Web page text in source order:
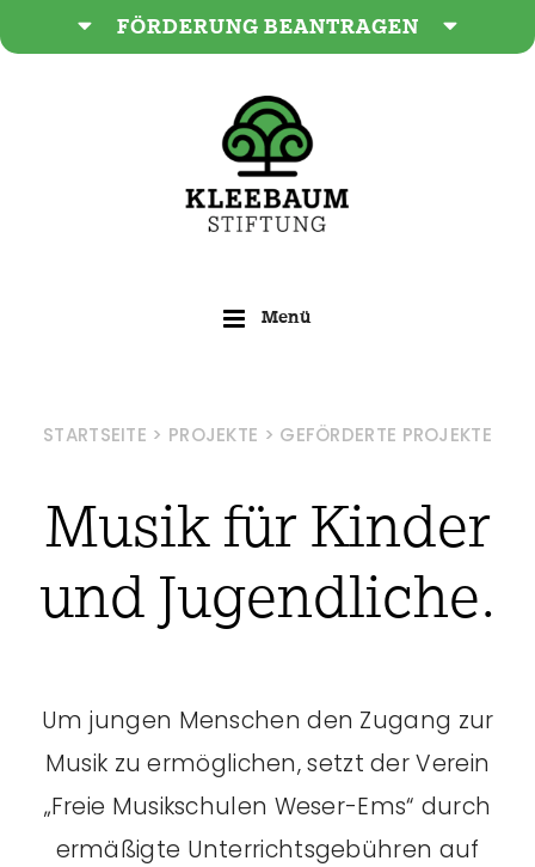
Inhalt
STARTSEITE > PROJEKTE > GEFÖRDERTE PROJEKTE
Musik für Kinder
und Jugendliche.
Um jungen Menschen den Zugang zur
Musik zu ermöglichen, setzt der Verein
„Freie Musikschulen Weser-Ems“ durch
ermäßigte Unterrichtsgebühren auf
FÖRDERUNG BEANTRAGEN